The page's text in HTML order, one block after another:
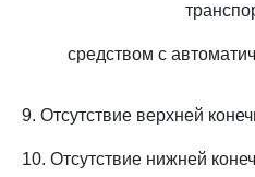
средством с
9. Отсутствие верхней
10. Отсутствие нижней